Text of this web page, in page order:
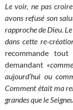
Le voir, ne pas
avons refusé son
rapproche de Dieu.
dans cette re-
recommande
demandant
aujourd’hui ou
Comment était ma
grandes que le